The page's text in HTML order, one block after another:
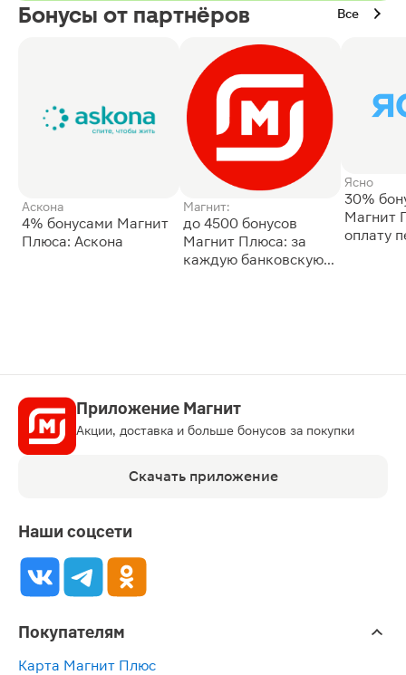
Бонусы от партнёров Все
Аскона
4% бонусами Магнит
Плюса: Аскона
Магнит:
до 4500 бонусов
Магнит Плюса: за
каждую банковскую
Ясно
30%
Магнит
оплату
Приложение Магнит
Акции, доставка и больше бонусов за покупки
Скачать приложение
Наши соцсети
Покупателям
Карта Магнит Плюс